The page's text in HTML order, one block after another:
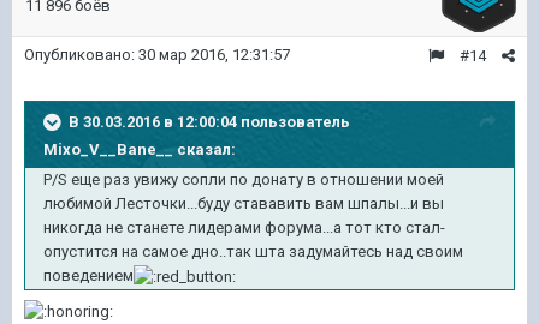
11 896 боёв
#14
Опубликовано: 30 мар 2016, 12:31:57
В 30.03.2016 в 12:00:04 пользователь
Mixo_V__Bane__ сказал:
P/S еще раз увижу сопли по донату в отношении моей
любимой Лесточки...буду стававить вам шпалы...и вы
никогда не станете лидерами форума...а тот кто стал-
опустится на самое дно..так шта задумайтесь над своим
поведением